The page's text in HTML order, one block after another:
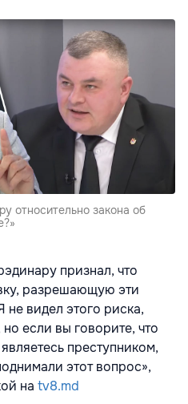
относительно закона об
признал, что
разрешающую эти
видел этого риска,
но если вы говорите, что
преступником,
этот вопрос»,
на tv8.md